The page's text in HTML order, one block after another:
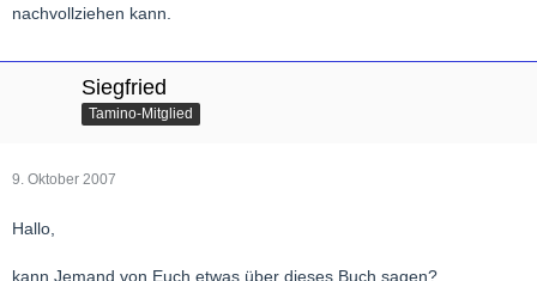
nachvollziehen kann.
Siegfried
Tamino-Mitglied
9. Oktober 2007
Hallo,
kann Jemand von Euch etwas über dieses Buch sagen?